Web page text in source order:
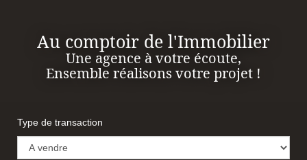
Au comptoir de l'Immobilier
Une agence à votre écoute,
Ensemble réalisons votre projet !
Type de transaction